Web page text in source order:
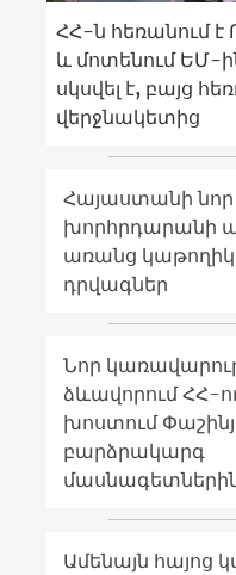
ՀՀ-ն հեռանում
և մոտենում ԵՄ-
սկսվել է, բայց
վերջնակետից
Հայաստանի նոր
խորհրդարանի
առանց
դրվագներ
Նոր
ձևավորում ՀՀ-
խոստում
բարձրակարգ
Ամենայն հայոց